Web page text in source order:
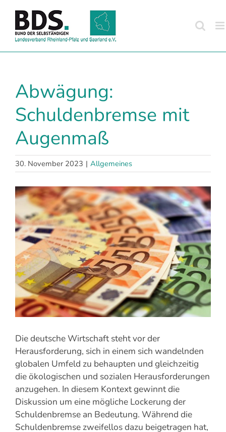
Inhalt
springen
Abwägung:
Schuldenbremse mit
Augenmaß
30. November 2023 | Allgemeines
Zeige
grösseres
Bild
Die deutsche Wirtschaft steht vor der
Herausforderung, sich in einem sich wandelnden
globalen Umfeld zu behaupten und gleichzeitig
die ökologischen und sozialen Herausforderungen
anzugehen. In diesem Kontext gewinnt die
Diskussion um eine mögliche Lockerung der
Schuldenbremse an Bedeutung. Während die
Schuldenbremse zweifellos dazu beigetragen hat,